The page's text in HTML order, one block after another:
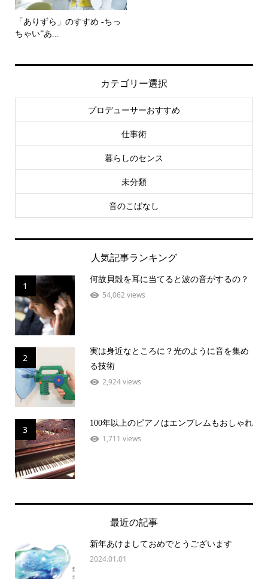
「ありずら」のすすめ -ちっ
ちゃい”あ...
カテゴリー選択
プロデューサーおすすめ
仕事術
暮らしのセンス
未分類
音のこばなし
人気記事ランキング
1
何故貝殻を耳に当てると波の音がするの？
54,062 views
2
実は身近なところに？光のように音を集め
る技術
2,924 views
3
100年以上のピアノはエンブレムもおしゃれ
1,711 views
最近の記事
新年あけましておめでとうございます
2024.01.01